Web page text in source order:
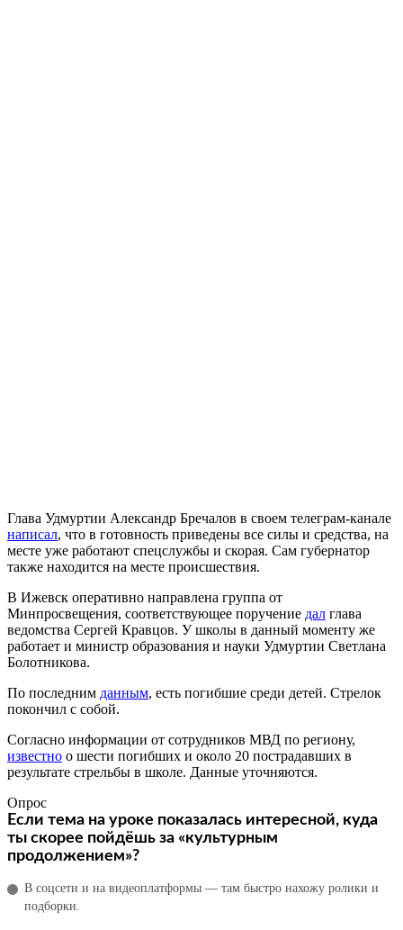
Глава Удмуртии Александр Бречалов в своем телеграм-канале
написал, что в готовность приведены все силы и средства, на
месте уже работают спецслужбы и скорая. Сам губернатор
также находится на месте происшествия.
В Ижевск оперативно направлена группа от
Минпросвещения, соответствующее поручение дал глава
ведомства Сергей Кравцов. У школы в данный моменту же
работает и министр образования и науки Удмуртии Светлана
Болотникова.
По последним данным, есть погибшие среди детей. Стрелок
покончил с собой.
Согласно информации от сотрудников МВД по региону,
известно о шести погибших и около 20 пострадавших в
результате стрельбы в школе. Данные уточняются.
Опрос
Если тема на уроке показалась интересной, куда
ты скорее пойдёшь за «культурным
продолжением»?
В соцсети и на видеоплатформы — там быстро нахожу ролики и
подборки.